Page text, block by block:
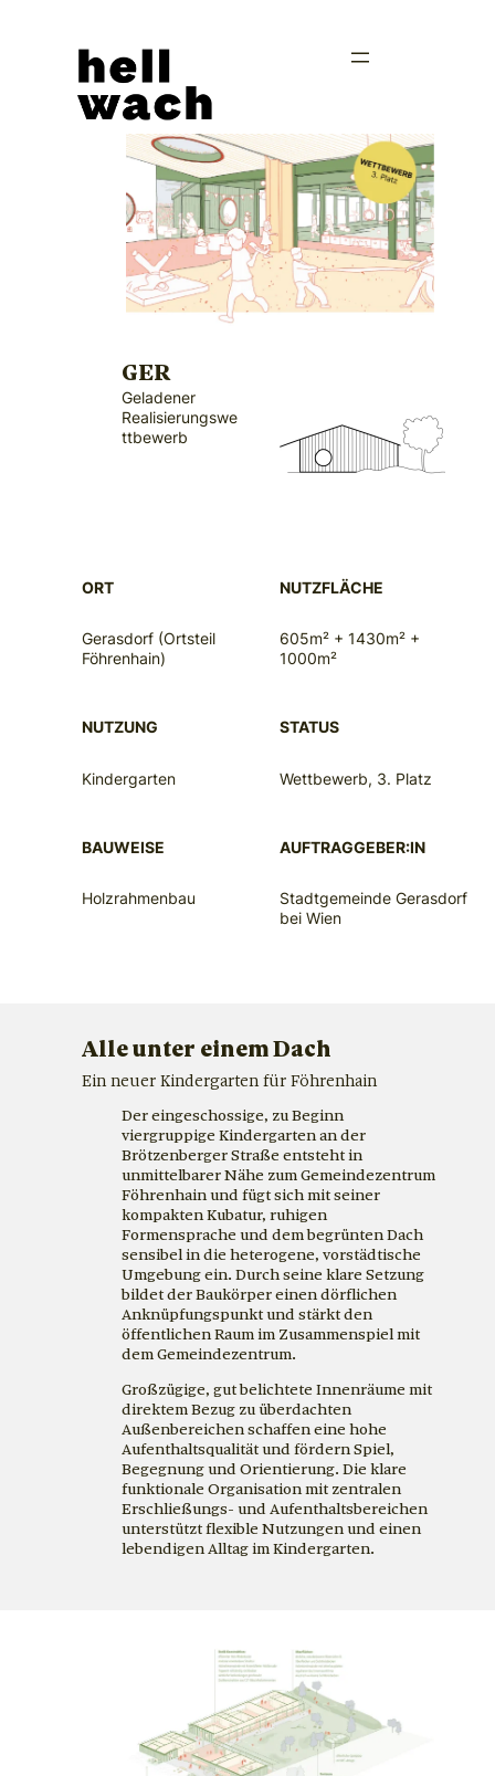
GER
Geladener
Realisierungswe
ttbewerb
ORT
Gerasdorf (Ortsteil
Föhrenhain)
NUTZUNG
Kindergarten
BAUWEISE
Holzrahmenbau
NUTZFLÄCHE
605m² + 1430m² +
1000m²
STATUS
Wettbewerb, 3. Platz
AUFTRAGGEBER:IN
Stadtgemeinde Gerasdorf
bei Wien
Alle unter einem Dach
Ein neuer Kindergarten für Föhrenhain
Der eingeschossige, zu Beginn
viergruppige Kindergarten an der
Brötzenberger Straße entsteht in
unmittelbarer Nähe zum Gemeindezentrum
Föhrenhain und fügt sich mit seiner
kompakten Kubatur, ruhigen
Formensprache und dem begrünten Dach
sensibel in die heterogene, vorstädtische
Umgebung ein. Durch seine klare Setzung
bildet der Baukörper einen dörflichen
Anknüpfungspunkt und stärkt den
öffentlichen Raum im Zusammenspiel mit
dem Gemeindezentrum.
Großzügige, gut belichtete Innenräume mit
direktem Bezug zu überdachten
Außenbereichen schaffen eine hohe
Aufenthaltsqualität und fördern Spiel,
Begegnung und Orientierung. Die klare
funktionale Organisation mit zentralen
Erschließungs- und Aufenthaltsbereichen
unterstützt flexible Nutzungen und einen
lebendigen Alltag im Kindergarten.